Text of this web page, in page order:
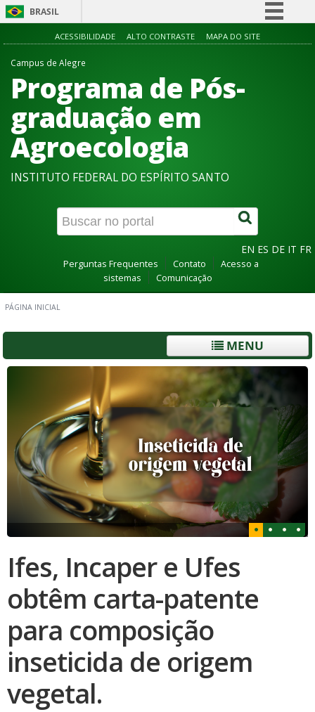
BRASIL
Simplifique!
Participe
Acesso à informação
ACESSIBILIDADE ALTO CONTRASTE MAPA DO SITE
Campus de Alegre
Programa de Pós-
graduação em
Agroecologia
INSTITUTO FEDERAL DO ESPÍRITO SANTO
EN ES DE IT FR
Perguntas Frequentes Contato
Acesso a
sistemas
Comunicação
PÁGINA INICIAL
MENU
Ifes, Incaper e Ufes
obtêm carta-patente
para composição
inseticida de origem
vegetal.